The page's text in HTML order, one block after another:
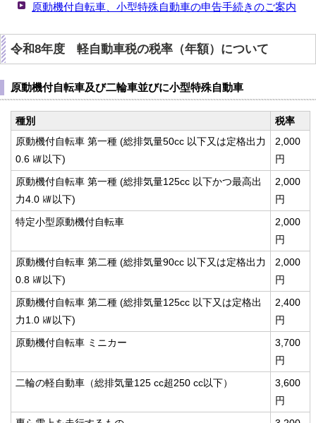
原動機付自転車、小型特殊自動車の申告手続きのご案内
令和8年度 軽自動車税の税率（年額）について
原動機付自転車及び二輪車並びに小型特殊自動車
種別
税率
原動機付自転車 第一種 (総排気量50cc 以下又は定格出力
0.6 ㎾以下)
2,000
円
原動機付自転車 第一種 (総排気量125cc 以下かつ最高出
力4.0 ㎾以下)
2,000
円
特定小型原動機付自転車
2,000
円
原動機付自転車 第二種 (総排気量90cc 以下又は定格出力
0.8 ㎾以下)
2,000
円
原動機付自転車 第二種 (総排気量125cc 以下又は定格出
力1.0 ㎾以下)
2,400
円
原動機付自転車 ミニカー
3,700
円
二輪の軽自動車（総排気量125 cc超250 cc以下）
3,600
円